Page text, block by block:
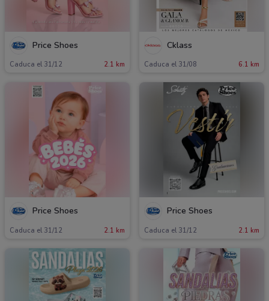
Price Shoes
Caduca el 31/12 2.1 km
Cklass
Caduca el 31/08 6.1 km
Price Shoes
Caduca el 31/12 2.1 km
Price Shoes
Caduca el 31/12 2.1 km